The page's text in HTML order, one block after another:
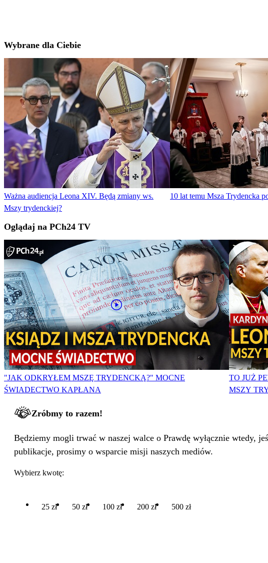
Wybrane dla Ciebie
Ważna audiencja Leona XIV. Będą zmiany ws.
Mszy trydenckiej?
10 lat temu Msza Trydencka
Oglądaj na PCh24 TV
"JAK ODKRYŁEM MSZĘ TRYDENCKĄ?" MOCNE
ŚWIADECTWO KAPŁANA
TO JUŻ
MSZY
Zróbmy to razem!
Będziemy mogli trwać w naszej walce o Prawdę wyłącznie wtedy,
publikacje, prosimy o wsparcie misji naszych mediów.
Wybierz kwotę:
25 zł 50 zł 100 zł 200 zł 500 zł